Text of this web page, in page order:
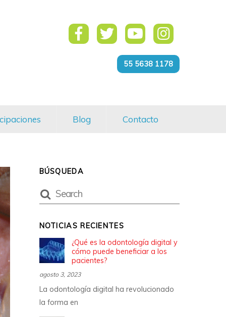
Blog Contacto
55 5638 1178
BÚSQUEDA
NOTICIAS RECIENTES
¿Qué es la odontología digital y
cómo puede beneficiar a los
pacientes?
agosto 3, 2023
La odontología digital ha revolucionado
la forma en